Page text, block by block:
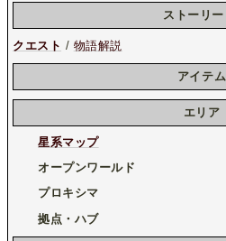
ストーリー
クエスト / 物語解説
アイテム
エリア
星系マップ
オープンワールド
プロキシマ
拠点・ハブ